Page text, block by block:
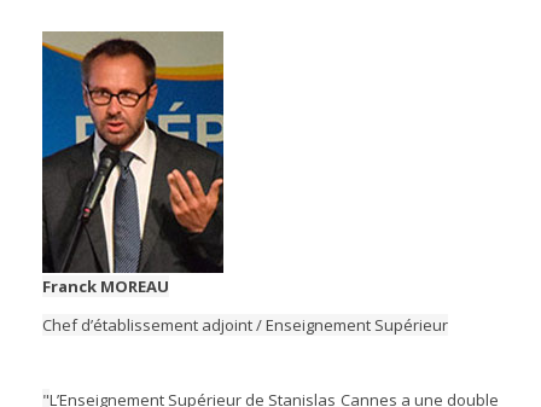
Franck MOREAU
Chef d’établissement adjoint / Enseignement Supérieur
"L’Enseignement Supérieur de Stanislas Cannes a une double